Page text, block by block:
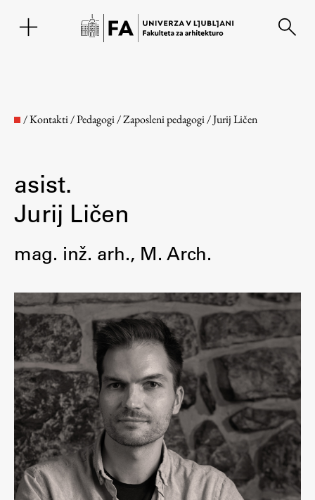
Fakulteta
O fakulteti
Osebje
Organiziranost
Alumni
Knjižnica
Mednarodno sodelovanje
Članstva v združenjih
Konzorciji
Tržna dejavnost
Kontakti
/Kontakti/Pedagogi/Zaposleni pedagogi/Jurij Ličen
asist.
Jurij Ličen
mag. inž. arh., M. Arch.